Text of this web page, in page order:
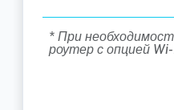
* При
роутер с опцией